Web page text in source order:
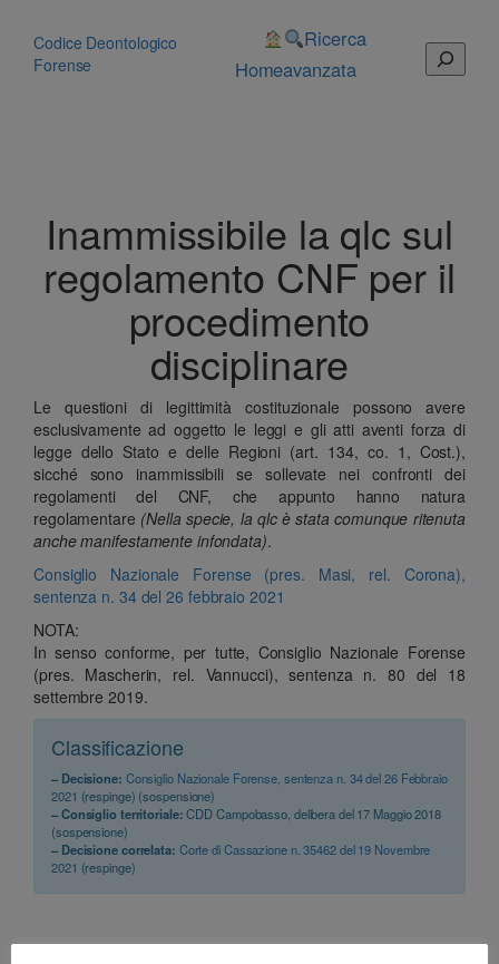
contenuto
Codice Deontologico
Forense
Home
Ricerca
avanzata
Cerca
Inammissibile la qlc sul
regolamento CNF per il
procedimento
disciplinare
Le questioni di legittimità costituzionale possono avere
esclusivamente ad oggetto le leggi e gli atti aventi forza di
legge dello Stato e delle Regioni (art. 134, co. 1, Cost.),
sicché sono inammissibili se sollevate nei confronti dei
regolamenti del CNF, che appunto hanno natura
regolamentare (Nella specie, la qlc è stata comunque ritenuta
anche manifestamente infondata).
Consiglio Nazionale Forense (pres. Masi, rel. Corona),
sentenza n. 34 del 26 febbraio 2021
NOTA:
In senso conforme, per tutte, Consiglio Nazionale Forense
(pres. Mascherin, rel. Vannucci), sentenza n. 80 del 18
settembre 2019.
Classificazione
– Decisione: Consiglio Nazionale Forense, sentenza n. 34 del 26 Febbraio
2021 (respinge) (sospensione)
– Consiglio territoriale:CDD Campobasso, delibera del 17 Maggio 2018
(sospensione)
– Decisione correlata: Corte di Cassazione n. 35462 del 19 Novembre
2021 (respinge)